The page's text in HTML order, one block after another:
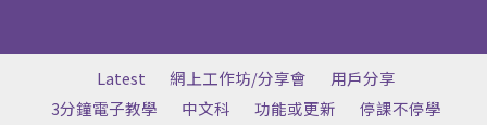
Latest 網上工作坊/分享會
用戶分享
3分鐘電子教學
中文科 功能或更新
停課不停學